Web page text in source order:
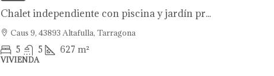
Chalet independiente con piscina y jardín privado.
Caus 9, 43893 Altafulla, Tarragona
5 5 627 m²
VIVIENDA